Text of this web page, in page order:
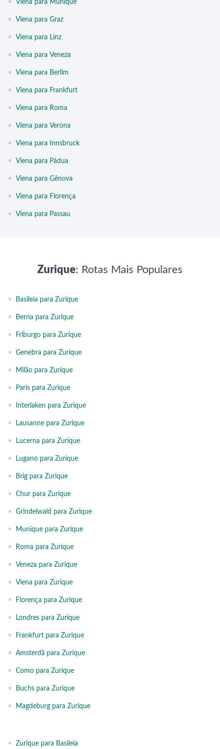
• Viena para Munique
• Viena para Graz
• Viena para Linz
• Viena para Veneza
• Viena para Berlim
• Viena para Frankfurt
• Viena para Roma
• Viena para Verona
• Viena para Innsbruck
• Viena para Pádua
• Viena para Gênova
• Viena para Florença
• Viena para Passau
Zurique: Rotas Mais Populares
• Basileia para Zurique
• Berna para Zurique
• Friburgo para Zurique
• Genebra para Zurique
• Milão para Zurique
• Paris para Zurique
• Interlaken para Zurique
• Lausanne para Zurique
• Lucerna para Zurique
• Lugano para Zurique
• Brig para Zurique
• Chur para Zurique
• Grindelwald para Zurique
• Munique para Zurique
• Roma para Zurique
• Veneza para Zurique
• Viena para Zurique
• Florença para Zurique
• Londres para Zurique
• Frankfurt para Zurique
• Amsterdã para Zurique
• Como para Zurique
• Buchs para Zurique
• Magdeburg para Zurique
• Zurique para Basileia